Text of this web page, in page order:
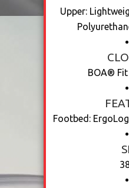
Upper:
BOA® Fit
Footbed: